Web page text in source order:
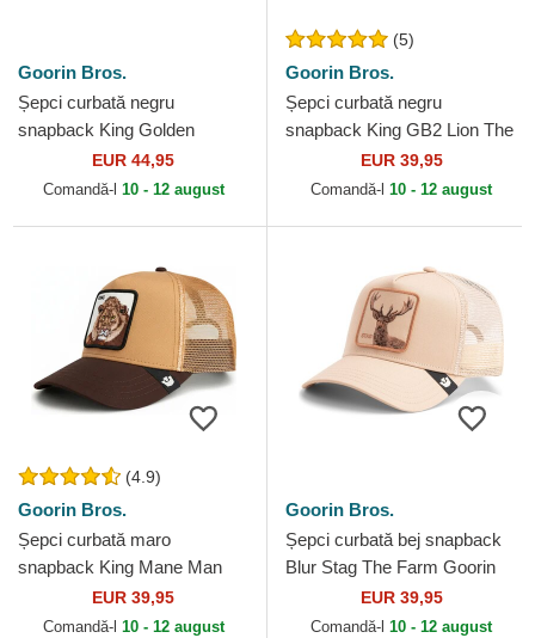
Goorin Bros.
Șepci curbată negru
snapback King Golden
Suede The Farm Goorin
Bros.
EUR 44,95
Comandă-l 10 - 12 august
(5)
Goorin Bros.
Șepci curbată negru
snapback King GB2 Lion The
Rocker The Farm Goorin
Bros.
EUR 39,95
Comandă-l 10 - 12 august
(4.9)
Goorin Bros.
Șepci curbată maro
snapback King Mane Man
The Farm Goorin Bros.
EUR 39,95
Comandă-l 10 - 12 august
Goorin Bros.
Șepci curbată bej snapback
Blur Stag The Farm Goorin
EUR 39,95
Comandă-l 10 - 12 august